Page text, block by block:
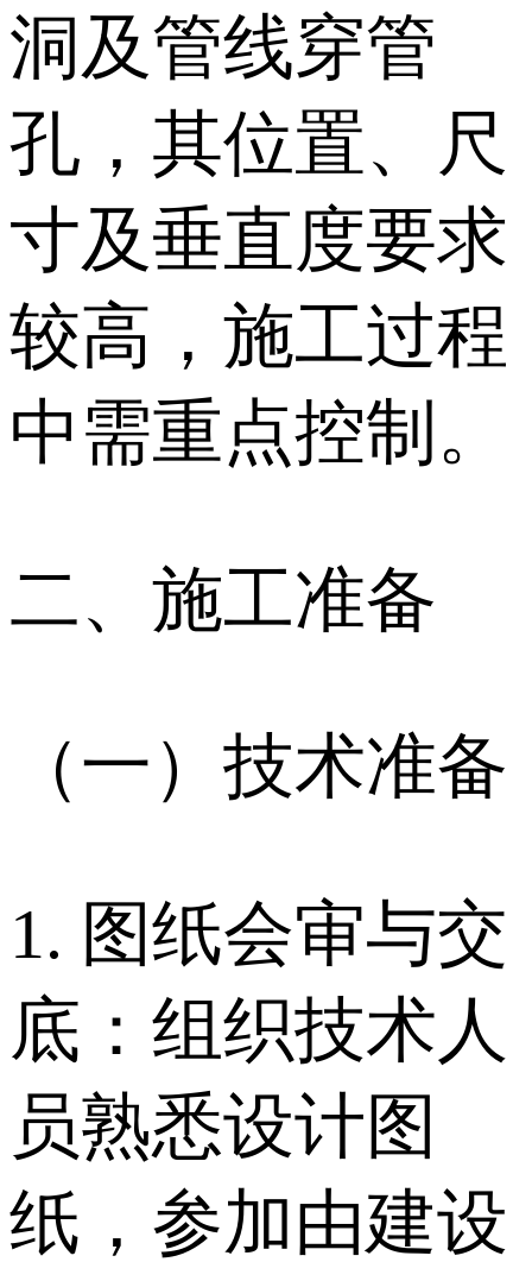
洞及管线穿管
孔，其位置、尺
寸及垂直度要求
较高，施工过程
中需重点控制。
二、施工准备
（一）技术准备
1. 图纸会审与交
底：组织技术人
员熟悉设计图
纸，参加由建设